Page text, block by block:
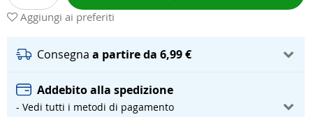
Aggiungi ai preferiti
Consegna a partire da 6,99 €
Addebito alla spedizione
- Vedi tutti i metodi di pagamento